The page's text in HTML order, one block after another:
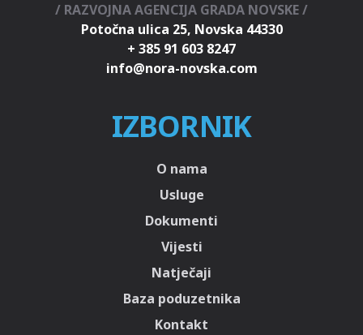
/ RAZVOJNA AGENCIJA GRADA NOVSKE /
Potočna ulica 25, Novska 44330
+ 385 91 603 8247
IZBORNIK
O nama
Usluge
Dokumenti
Vijesti
Natječaji
Baza poduzetnika
Kontakt